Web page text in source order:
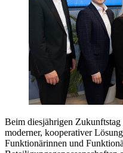
Beim diesjährigen
moderner, kooperativer
Funktionärinnen und